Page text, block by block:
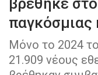
παγκόσμιας
Μόνο το 2024
21.909 νέους